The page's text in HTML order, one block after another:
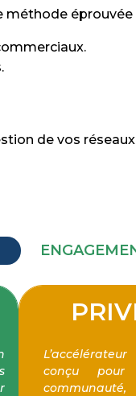
méthode éprouvée
de vos
conçu pour